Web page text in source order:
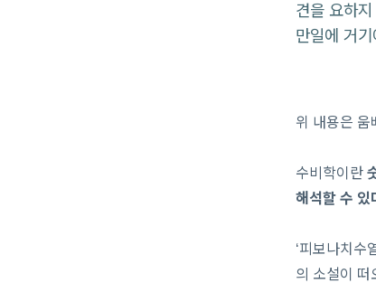
견을 요하
만일에 거
위 내용은 움
수비학이란
해석할 수 있
‘피보나치수
의 소설이 떠